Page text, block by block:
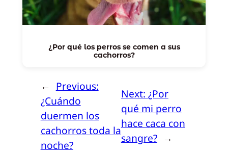
¿Por qué los perros se comen a sus
cachorros?
← Previous:
¿Cuándo
duermen los
cachorros toda la
noche?
Next: ¿Por
qué mi perro
hace caca con
sangre? →